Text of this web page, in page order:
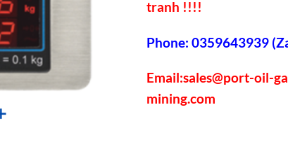
tranh !!!!
Phone: 0359643939
Email:sales@port-oil-
mining.com